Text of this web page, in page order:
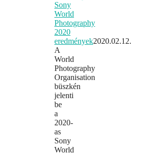
Sony
World
Photography
2020
eredmények2020.02.12.
A
World
Photography
Organisation
büszkén
jelenti
be
a
2020-
as
Sony
World